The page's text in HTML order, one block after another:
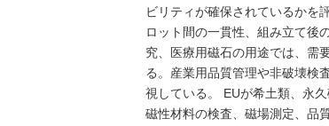
ビリティが確保されているかを
ロット間の一貫性、組み立て後
究、医療用磁石の用途では、需
る。産業用品質管理や非破壊検
視している。 EUが希土類、永
磁性材料の検査、磁場測定、品